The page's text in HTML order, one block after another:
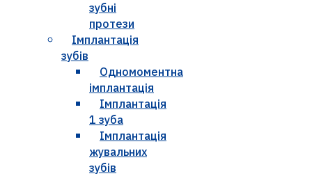
зубні
протези
Імплантація
зубів
Одномоментна
імплантація
Імплантація
1 зуба
Імплантація
жувальних
зубів